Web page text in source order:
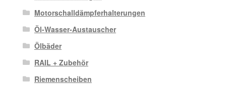
Motorschalldämpferhalterungen
Öl-Wasser-Austauscher
Ölbäder
RAIL + Zubehör
Riemenscheiben